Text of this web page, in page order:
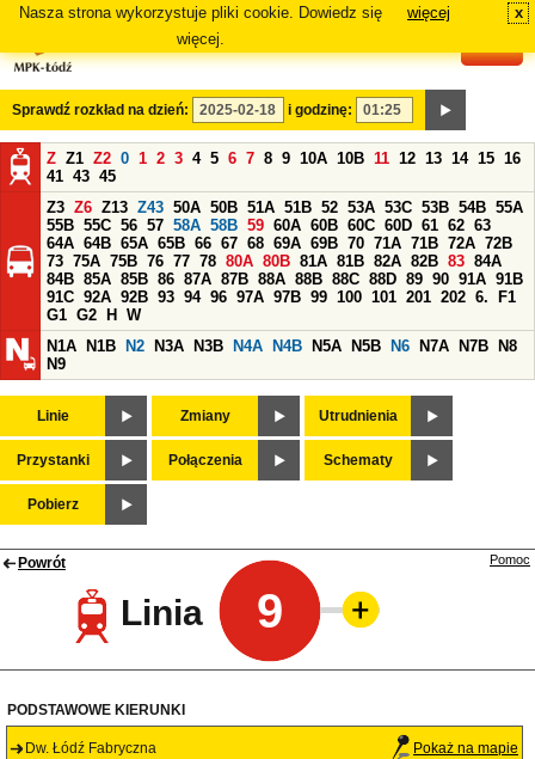
Nasza strona wykorzystuje pliki cookie. Dowiedz się
więcej.
więcej x
Sprawdź rozkład na dzień: i godzinę:
Z Z1 Z2 0 1 2 3 4 5 6 7 8 9 10A 10B 11 12 13 14 15 16
41 43 45
Z3 Z6 Z13 Z43 50A 50B 51A 51B 52 53A 53C 53B 54B 55A
55B 55C 56 57 58A 58B 59 60A 60B 60C 60D 61 62 63
64A 64B 65A 65B 66 67 68 69A 69B 70 71A 71B 72A 72B
73 75A 75B 76 77 78 80A 80B 81A 81B 82A 82B 83 84A
84B 85A 85B 86 87A 87B 88A 88B 88C 88D 89 90 91A 91B
91C 92A 92B 93 94 96 97A 97B 99 100 101 201 202 6.
F1
G1 G2 H
W
N1A
N1B N2 N3A N3B N4A N4B N5A N5B N6 N7A N7B
N8
N9
Linie Zmiany Utrudnienia
Przystanki Połączenia Schematy
Pobierz
Powrót
Linia 9
Pomoc
PODSTAWOWE KIERUNKI
Dw. Łódź Fabryczna Pokaż na mapie